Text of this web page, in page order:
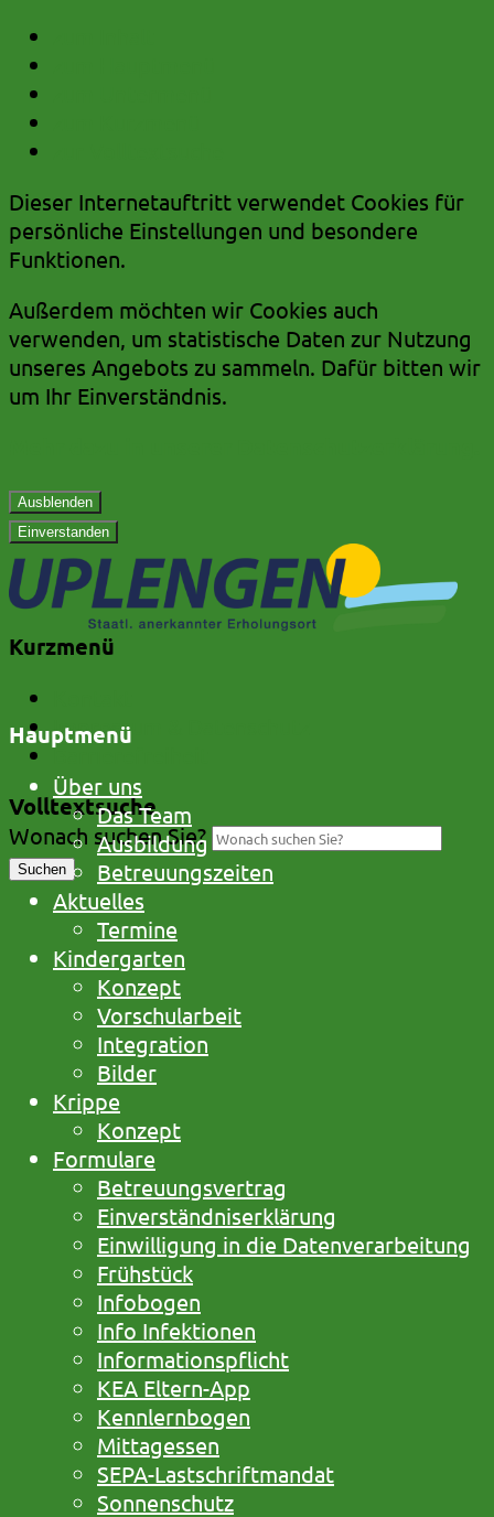
Dieser Internetauftritt verwendet Cookies für
persönliche Einstellungen und besondere
Funktionen.
Außerdem möchten wir Cookies auch
verwenden, um statistische Daten zur Nutzung
unseres Angebots zu sammeln. Dafür bitten wir
um Ihr Einverständnis.
Ausblenden
Einverstanden
Kurzmenü
Impressum & Datenschutz
Barrierefreiheit
Volltextsuche
Wonach suchen Sie?
Suchen
Hauptmenü
Über uns
Das Team
Ausbildung
Betreuungszeiten
Aktuelles
Termine
Kindergarten
Konzept
Vorschularbeit
Integration
Bilder
Krippe
Konzept
Formulare
Betreuungsvertrag
Einverständniserklärung
Einwilligung in die Datenverarbeitung
Frühstück
Infobogen
Info Infektionen
Informationspflicht
KEA Eltern-App
Kennlernbogen
Mittagessen
SEPA-Lastschriftmandat
Sonnenschutz